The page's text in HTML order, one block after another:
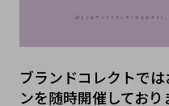
ブランドコレクトで
ンを随時開催しており